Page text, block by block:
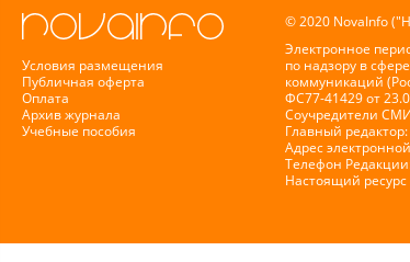
Условия размещения
Публичная оферта
Оплата
Архив журнала
Учебные пособия
© 2020 NovaInfo
Электронное
по надзору в
коммуникаций
ФС77-41429 от
Соучредители
Главный
Адрес
Телефон
Настоящий